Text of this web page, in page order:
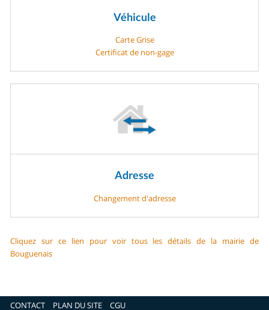
Véhicule
Carte Grise
Certificat de non-gage
Adresse
Changement d'adresse
Cliquez sur ce lien pour voir tous les détails de la mairie de
Bouguenais
CONTACT PLAN DU SITE CGU